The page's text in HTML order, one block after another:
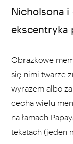
Nicholsona
ekscentryka
Obrazkowe
się nimi twarze
wyrazem albo
cecha wielu
na łamach
tekstach (jeden